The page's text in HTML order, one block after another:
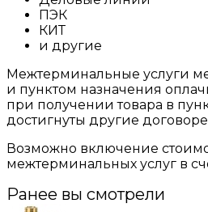
ПЭК
КИТ
и другие
Межтерминальные услуги
и пунктом назначения
при получении товара в
достигнуты другие
Возможно включение
межтерминальных услуг в
Ранее вы смотрели